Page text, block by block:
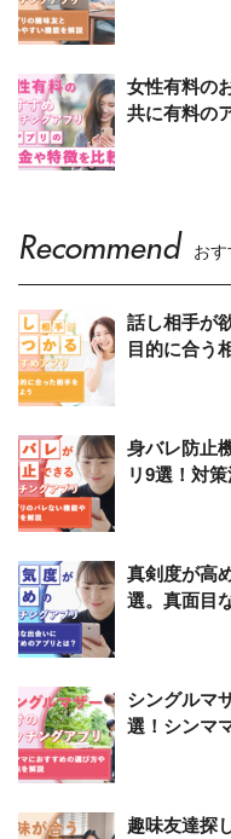
女性有料の
共に有料の
Recommend おす
話し相手が
目的に合う
身バレ防止
リ9選！対
真剣度が高
選。真面目
シングルマ
選！シンマ
趣味友達探